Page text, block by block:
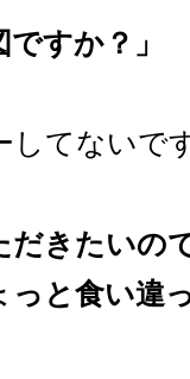
すか？」
してないで
だきたいの
っと食い違